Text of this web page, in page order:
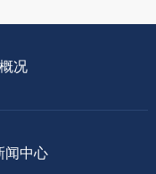
况
闻中心